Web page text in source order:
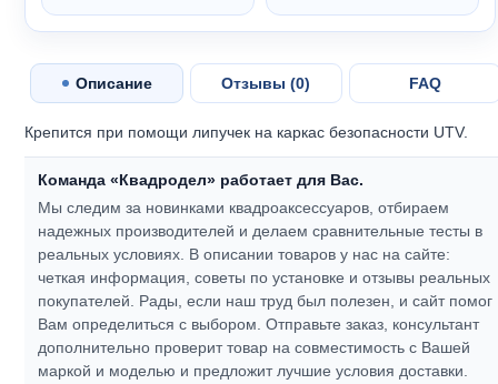
Описание Отзывы (0) FAQ
Крепится при помощи липучек на каркас безопасности UTV.
Команда «Квадродел» работает для Вас.
Мы следим за новинками квадроаксессуаров, отбираем
надежных производителей и делаем сравнительные тесты в
реальных условиях. В описании товаров у нас на сайте:
четкая информация, советы по установке и отзывы реальных
покупателей. Рады, если наш труд был полезен, и сайт помог
Вам определиться с выбором.Отправьте заказ, консультант
дополнительно проверит товар на совместимость с Вашей
маркой и моделью и предложит лучшие условия доставки.